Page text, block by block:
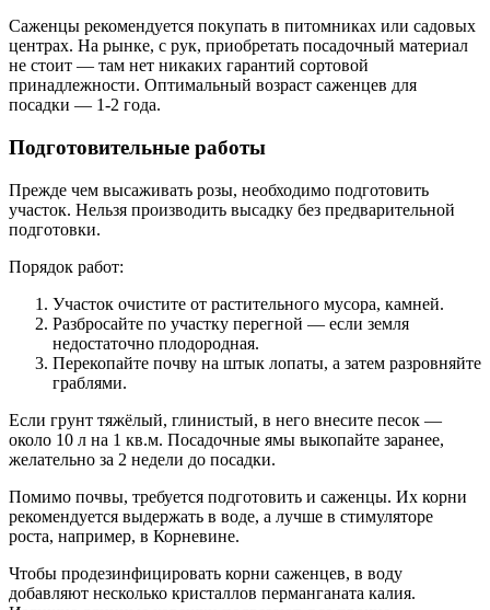
Саженцы рекомендуется покупать в питомниках или садовых
центрах. На рынке, с рук, приобретать посадочный материал
не стоит — там нет никаких гарантий сортовой
принадлежности. Оптимальный возраст саженцев для
посадки — 1-2 года.
Подготовительные работы
Прежде чем высаживать розы, необходимо подготовить
участок. Нельзя производить высадку без предварительной
подготовки.
Порядок работ:
Участок очистите от растительного мусора, камней.
Разбросайте по участку перегной — если земля
недостаточно плодородная.
Перекопайте почву на штык лопаты, а затем разровняйте
граблями.
Если грунт тяжёлый, глинистый, в него внесите песок —
около 10 л на 1 кв.м. Посадочные ямы выкопайте заранее,
желательно за 2 недели до посадки.
Помимо почвы, требуется подготовить и саженцы. Их корни
рекомендуется выдержать в воде, а лучше в стимуляторе
роста, например, в Корневине.
Чтобы продезинфицировать корни саженцев, в воду
добавляют несколько кристаллов перманганата калия.